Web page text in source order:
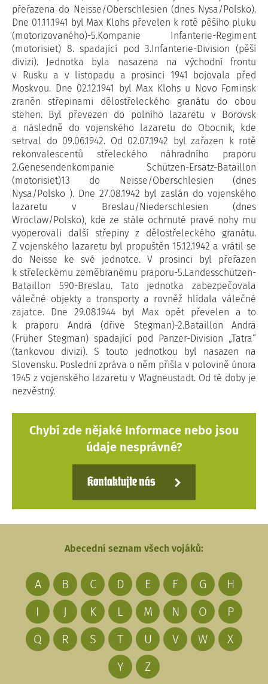
přeřazena do Neisse/Oberschlesien (dnes Nysa/Polsko).
Dne 01.11.1941 byl Max Klohs převelen k rotě pěšího pluku
(motorizovaného)-5.Kompanie Infanterie-Regiment
(motorisiet) 8. spadající pod 3.Infanterie-Division (pěší
divizi). Jednotka byla nasazena na východní frontu
v Rusku a v listopadu a prosinci 1941 bojovala před
Moskvou. Dne 02.12.1941 byl Max Klohs u Novo Fominsk
zraněn střepinami dělostřeleckého granátu do obou
stehen. Byl převezen do polního lazaretu v Borovsk
a následně do vojenského lazaretu do Obocnik, kde
setrval do 09.06.1942. Od 02.07.1942 byl zařazen k rotě
rekonvalescentů střeleckého náhradního praporu
2.Genesendenkompanie Schützen-Ersatz-Bataillon
(motorisiet)13 do Neisse/Oberschlesien (dnes
Nysa/Polsko ). Dne 27.08.1942 byl zaslán do vojenského
lazaretu v Breslau/Niederschlesien (dnes
Wroclaw/Polsko), kde ze stále ochrnuté pravé nohy mu
vyoperovali další střepiny z dělostřeleckého granátu.
Z vojenského lazaretu byl propuštěn 15.12.1942 a vrátil se
do Neisse ke své jednotce. V prosinci byl přeřazen
k střeleckému zeměbranému praporu-5.Landesschützen-
Bataillon 590-Breslau. Tato jednotka zabezpečovala
válečné objekty a transporty a rovněž hlídala válečné
zajatce. Dne 29.08.1944 byl Max opět převelen a to
k praporu Andrä (dřive Stegman)-2.Bataillon Andrä
(Früher Stegman) spadající pod Panzer-Division „Tatra“
(tankovou divizi). S touto jednotkou byl nasazen na
Slovensku. Poslední zpráva o něm přišla v polovině února
1945 z vojenského lazaretu v Wagneustadt. Od té doby je
nezvěstný.
Chybí zde nějaké Informace nebo jsou
údaje nesprávné?
Kontaktujte nás
Abecední seznam všech vojáků:
A B C D E F G
H
I
J K L M N O
P
Q
R S T U V W
X
Y
Z